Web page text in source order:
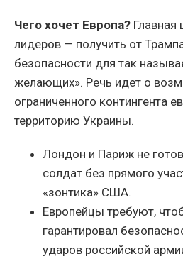
Чего хочет Европа? Главная
лидеров — получить от
безопасности для так
желающих». Речь идет о
ограниченного контингента
территорию Украины.
Лондон и Париж не
солдат без прямого
«зонтика» США.
Европейцы требуют,
гарантировал
ударов российской